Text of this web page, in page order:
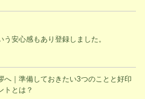
う安心感もあり登録しました。
へ｜準備しておきたい3つのことと好印
トとは？